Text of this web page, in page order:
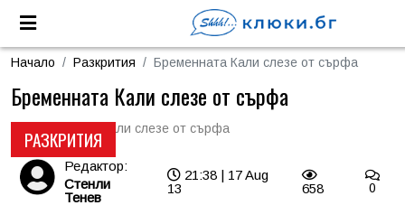
Начало Разкрития Бременната Кали слезе от сърфа
РАЗКРИТИЯ
Бременната Кали слезе от сърфа
Редактор:
Стенли
Тенев
21:38 | 17 Aug
13
658 0